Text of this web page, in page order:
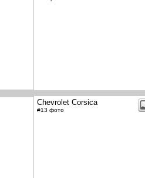
Chevrolet Corsica
#13 фото